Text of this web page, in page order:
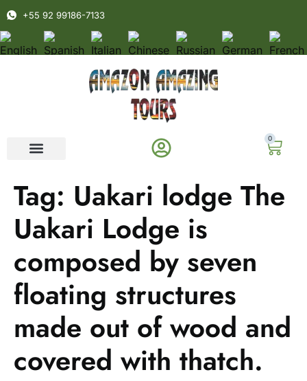
+55 92 99186-7133
0
Tag: Uakari lodge The
Uakari Lodge is
composed by seven
floating structures
made out of wood and
covered with thatch.